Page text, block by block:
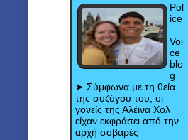
Pol
ice
-
Voi
ce
blo
g
➤ Σύμφωνα με τη θεία
της συζύγου του, οι
γονείς της Αλέινα Χολ
είχαν εκφράσει από την
αρχή σοβαρές